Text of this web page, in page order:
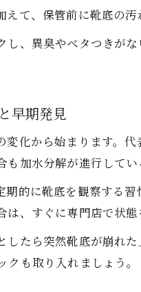
加水
ポリ
靴修理が
靴底
DIY
靴修
ポ
て、保管前に靴底の
し、異臭やベタつきが
早期発見
変化から始まります。
加水分解が進行してい
期的に靴底を観察する
、すぐに専門店で状態
したら突然靴底が崩れ
も取り入れましょう。